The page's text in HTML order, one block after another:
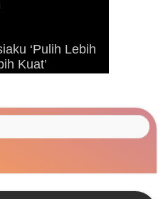
‘Pulih Lebih
Kuat’
Idul Fitri 1443
RI Joko
Tahun 2019